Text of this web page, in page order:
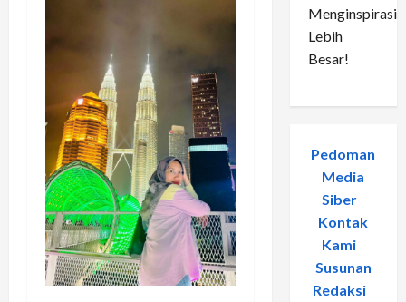
Menginspirasi
Lebih
Besar!
Pedoman
Media
Siber-
Kontak
Kami
Susunan
Redaksi-